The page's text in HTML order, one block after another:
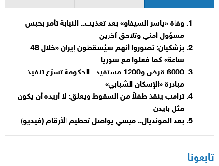
وفاة «ياسر السيفاو» بعد تعذيب.. النيابة تأمر بحبس
مسؤول أمني وتلاحق آخرين
بزشكيان: تصوروا أنهم سيُسقطون إيران «خلال 48
ساعة» كما فعلوا مع سوريا
6000 قرض و1200 مستفيد.. الحكومة تسرّع تنفيذ
مبادرة «الإسكان الشبابي»
ترامب ينقذ طفلاً من السقوط ويعلق: لا أريده أن يكون
مثل بايدن
بعد المونديال.. ميسي يواصل تحطيم الأرقام (فيديو)
تابعونا